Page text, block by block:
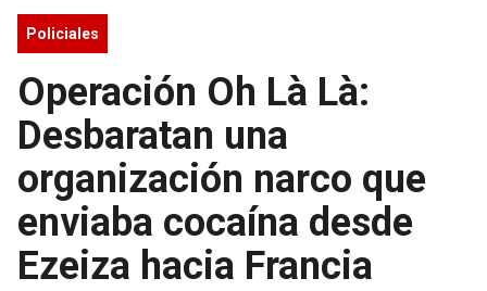
Policiales
Operación Oh Là Là:
Desbaratan una
organización narco que
enviaba cocaína desde
Ezeiza hacia Francia